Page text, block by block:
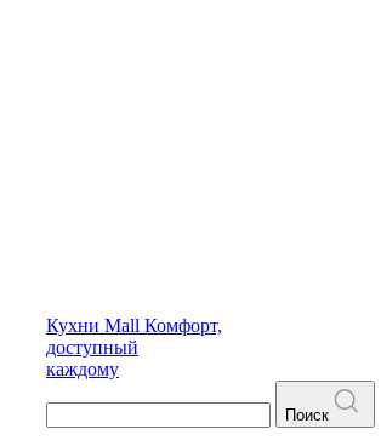
Кухни Mall Комфорт,
доступный
каждому
Поиск